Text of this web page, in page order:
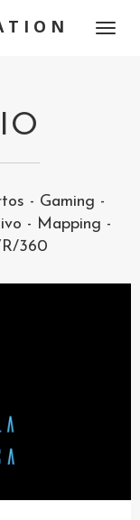
- Gaming -
- Mapping -
360